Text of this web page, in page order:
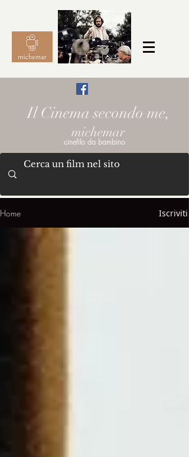
Il Cinema secondo me,
michemar
cinefilo da bambino
Home Iscriviti